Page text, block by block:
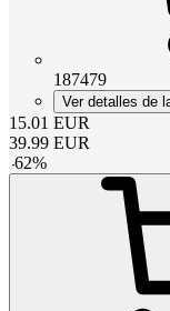
187479
Ver detalles de
15.01 EUR
39.99 EUR
-62%